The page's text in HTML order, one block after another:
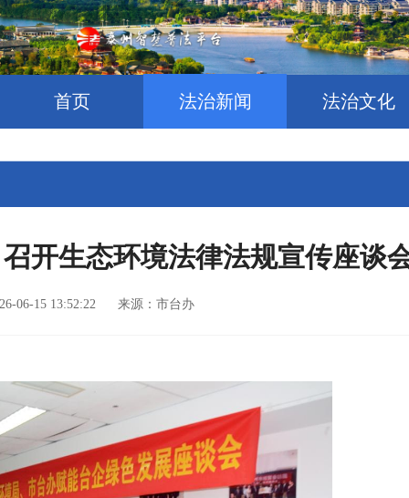
首页 法治新闻 法治文化
开生态环境法律法规宣传座谈
06-15 13:52:22 来源：市台办